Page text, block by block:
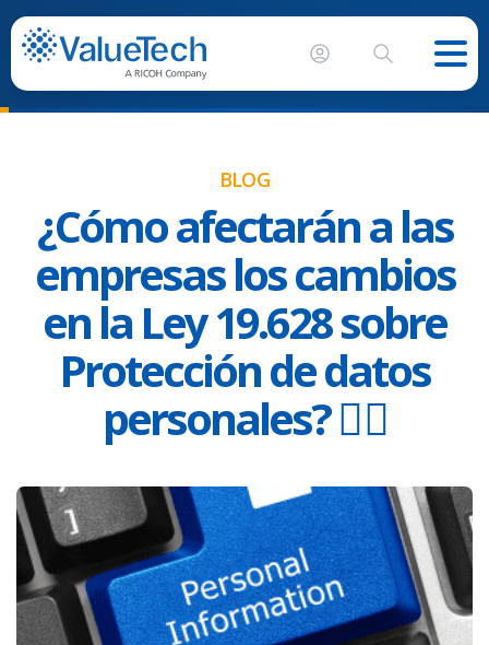
BLOG
¿Cómo afectarán a las
empresas los cambios
en la Ley 19.628 sobre
Protección de datos
personales? 🙋‍♂️